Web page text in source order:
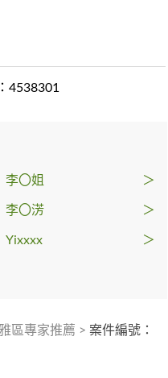
4538301
李〇姐 ＞
李〇淓 ＞
Yixxxx ＞
區專家推薦 > 案件編號：